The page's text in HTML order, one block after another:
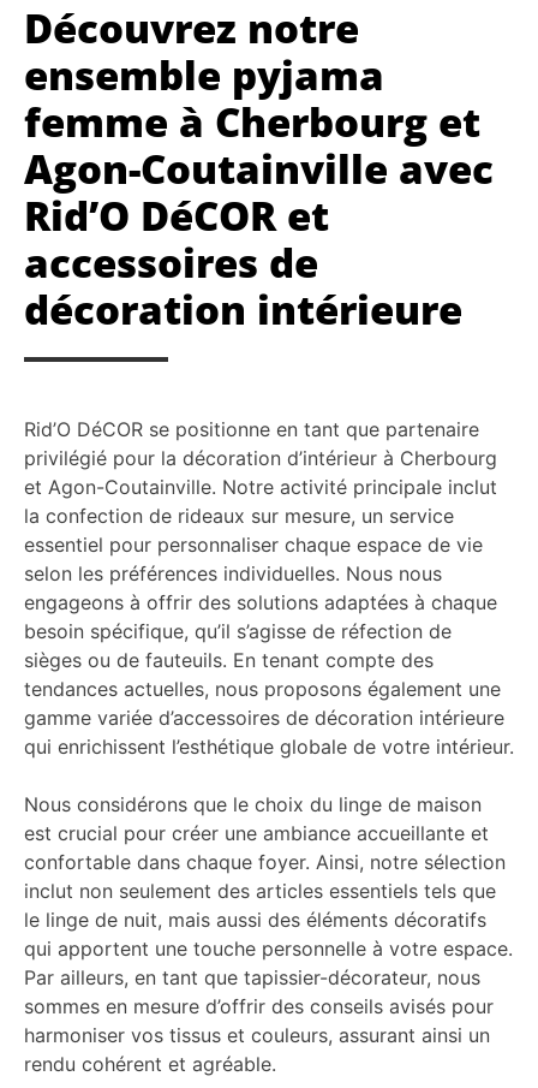
Découvrez notre
ensemble pyjama
femme à Cherbourg et
Agon-Coutainville avec
Rid’O DéCOR et
accessoires de
décoration intérieure
Rid’O DéCOR se positionne en tant que partenaire
privilégié pour la décoration d’intérieur à Cherbourg
et Agon-Coutainville. Notre activité principale inclut
la confection de rideaux sur mesure, un service
essentiel pour personnaliser chaque espace de vie
selon les préférences individuelles. Nous nous
engageons à offrir des solutions adaptées à chaque
besoin spécifique, qu’il s’agisse de réfection de
sièges ou de fauteuils. En tenant compte des
tendances actuelles, nous proposons également une
gamme variée d’accessoires de décoration intérieure
qui enrichissent l’esthétique globale de votre intérieur.
Nous considérons que le choix du linge de maison
est crucial pour créer une ambiance accueillante et
confortable dans chaque foyer. Ainsi, notre sélection
inclut non seulement des articles essentiels tels que
le linge de nuit, mais aussi des éléments décoratifs
qui apportent une touche personnelle à votre espace.
Par ailleurs, en tant que tapissier-décorateur, nous
sommes en mesure d’offrir des conseils avisés pour
harmoniser vos tissus et couleurs, assurant ainsi un
rendu cohérent et agréable.